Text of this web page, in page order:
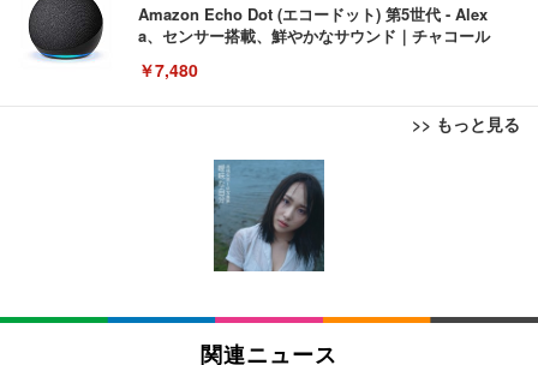
Amazon Echo Dot (エコードット) 第5世代 - Alex
a、センサー搭載、鮮やかなサウンド｜チャコール
￥7,480
>> もっと見る
[EdoErgo] オフィスチェア 椅子 テレワーク 疲れな
い 跳ね上げ式アームレスト コンパクト 約105度ロッ
キング pc 事務椅子 360度回転 座面昇降 強化ナイロ
ン樹脂ベース 通気性メッシュ 在宅ワーク H-WY01
(黒網+黒枠+黒足)
SIHOO B100 オフィスチェア／デスクチェア メッシ
ュチェア 人間工学 疲れない ブラック
EIZO ビジネス向けプレミアムモニター | FlexScan
EV3240X-WT | 31.5型4K UHD・USB Type-C・ホワ
EIZO ビジネス向けプレミアムモニター | FlexScan
Amazonベーシック ペットシーツ 薄型 レギュラー 1
回使い捨て 無香料 ホワイト 300枚
Amazonベーシック ペットシーツ 厚型 ワイド 42枚
x2袋(84枚) ホワイト(吸収面:ライトブルー)
関連ニュース